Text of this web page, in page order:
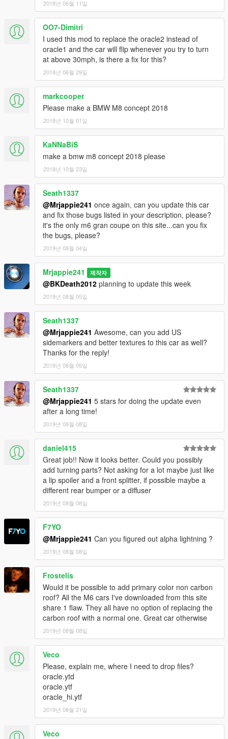
2018년 06월 11일
OO7-Dimitri
I used this mod to replace the oracle2 instead of
oracle1 and the car will flip whenever you try to turn
at above 30mph, is there a fix for this?
2018년 06월 29일
markcooper
Please make a BMW M8 concept 2018
2018년 10월 01일
KaNNaBiS
make a bmw m8 concept 2018 please
2018년 10월 23일
Seath1337
@Mrjappie241 once again, can you update this car
and fix those bugs listed in your description, please?
it's the only m6 gran coupe on this site...can you fix
the bugs, please?
2019년 08월 04일
Mrjappie241 제작자
@BKDeath2012 planning to update this week
2019년 08월 05일
Seath1337
@Mrjappie241 Awesome, can you add US
sidemarkers and better textures to this car as well?
Thanks for the reply!
2019년 08월 05일
Seath1337
@Mrjappie241 5 stars for doing the update even
after a long time!
2019년 08월 08일
daniel415
Great job!! Now it looks better. Could you possibly
add turning parts? Not asking for a lot maybe just like
a lip spoiler and a front splitter, if possible maybe a
different rear bumper or a diffuser
2019년 08월 08일
F7YO
@Mrjappie241 Can you figured out alpha lightning ?
2019년 08월 08일
Frostelis
Would it be possible to add primary color non carbon
roof? All the M6 cars I've downloaded from this site
share 1 flaw. They all have no option of replacing the
carbon roof with a normal one. Great car otherwise
2019년 08월 08일
Veco
Please, explain me, where I need to drop files?
oracle.ytd
oracle.ytf
oracle_hi.ytf
2019년 08월 21일
Veco